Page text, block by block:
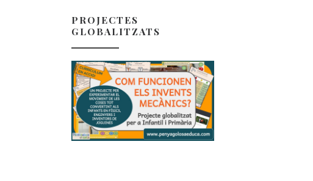
PROJECTES
GLOBALITZATS